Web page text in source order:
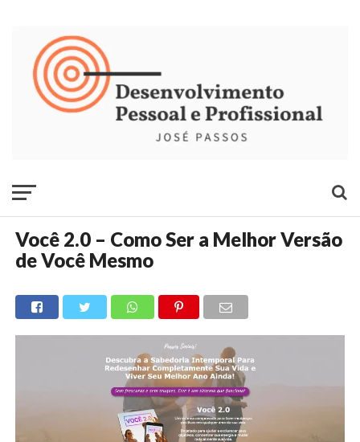
Você 2.0 – Como Ser a Melhor Versão
de Você Mesmo